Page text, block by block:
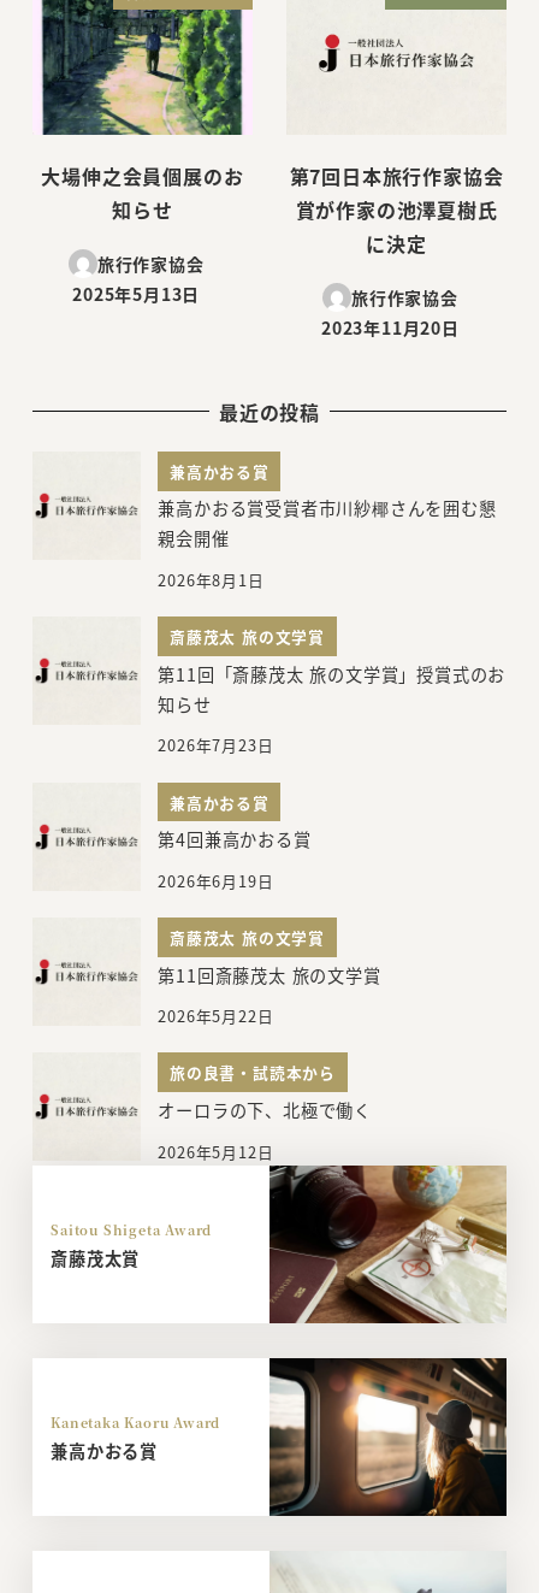
大場伸之会員個展のお
知らせ
旅行作家協会
投稿日
2025年5月13日
第7回日本旅行作家協会
賞が作家の池澤夏樹氏
に決定
旅行作家協会
投稿日
2023年11月20日
最近の投稿
兼高かおる賞
兼高かおる賞受賞者市川紗椰さんを囲む懇
親会開催
2026年8月1日
斎藤茂太 旅の文学賞
第11回「斎藤茂太 旅の文学賞」授賞式のお
知らせ
2026年7月23日
兼高かおる賞
第4回兼高かおる賞
2026年6月19日
斎藤茂太 旅の文学賞
第11回斎藤茂太 旅の文学賞
2026年5月22日
旅の良書・試読本から
オーロラの下、北極で働く
2026年5月12日
Saitou Shigeta Award
斎藤茂太賞
Kanetaka Kaoru Award
兼高かおる賞